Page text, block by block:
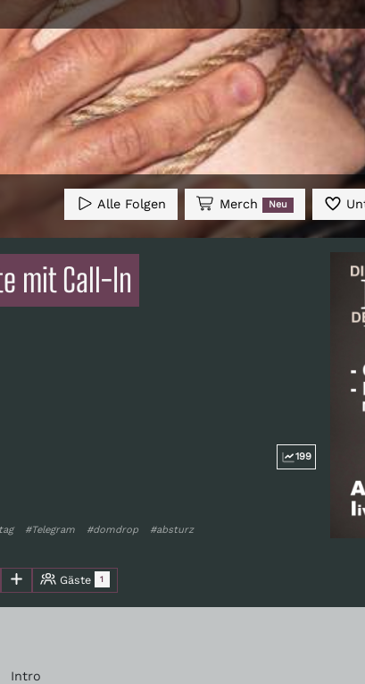
Alle Folgen Merch Neu
mit Call-In
199
#Telegram #domdrop #absturz
Gäste 1
Intro